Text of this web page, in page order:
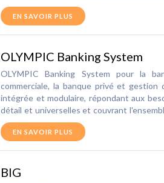
Middle Office et du Back Office :
les informations financières Mettre en
meilleur suivi des investisseurs des
distributeurs
EN SAVOIR PLUS
OLYMPIC Banking System
OLYMPIC Banking System pour la
commerciale, la banque privé et
intégrée et modulaire, répondant aux
détail et universelles et couvrant
Banking System est une solution
aux besoins métiers et est capable de
son architecture orientée service
EN SAVOIR PLUS
BIG